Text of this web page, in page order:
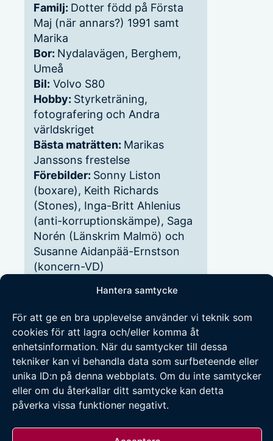
Hantera samtycke
För att ge en bra upplevelse använder vi teknik som
cookies för att lagra och/eller komma åt
enhetsinformation. När du samtycker till dessa
tekniker kan vi behandla data som surfbeteende eller
unika ID:n på denna webbplats. Om du inte samtycker
eller om du återkallar ditt samtycke kan detta
påverka vissa funktioner negativt.
Familj: Dotter född på Första
Maj (när annars?) 1991 samt
Marika
Bor: Nydalavägen, Berghem,
Umeå
Bil: Volvo S80
Hobby: Styrketräning,
fotografering och Andra
världskriget
Bästa maträtten: Marikas
Janssons frestelse
Förebilder: Sonny Liston
(boxare), Keith Richards
(Stones), Inga-Britt Ahlenius
(anti-korruptionskämpe), Saga
Norén (Länskrim Malmö) och
Susanne Aidanpää-Ernstson
(koncern-VD)
och i stort sett allt annat
Bästa egenskaper:
Uthållig och
stabil då det blåser
Sämsta egenskaper:Kolerisk,
störande tidsoptimist och ofta
för hjälpsam